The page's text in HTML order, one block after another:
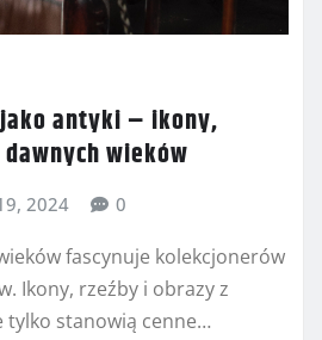
antyki – ikony,
wieków
2024 0
fascynuje kolekcjonerów
Ikony, rzeźby i obrazy z
tylko stanowią cenne…